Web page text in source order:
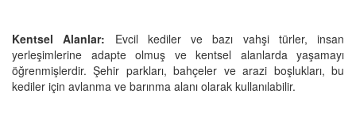
Kentsel Alanlar: Evcil kediler ve bazı vahşi türler, insan
yerleşimlerine adapte olmuş ve kentsel alanlarda yaşamayı
öğrenmişlerdir. Şehir parkları, bahçeler ve arazi boşlukları, bu
kediler için avlanma ve barınma alanı olarak kullanılabilir.